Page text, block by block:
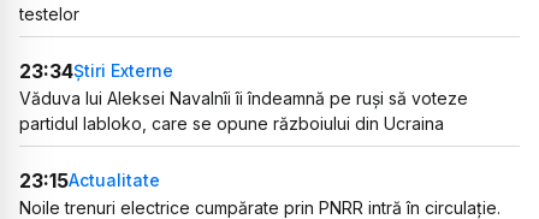
testelor
23:34Știri Externe
Văduva lui Aleksei Navalnîi îi îndeamnă pe ruși să voteze
partidul Iabloko, care se opune războiului din Ucraina
23:15Actualitate
Noile trenuri electrice cumpărate prin PNRR intră în circulație.